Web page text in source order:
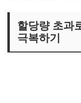
할당량 초과
극복하기